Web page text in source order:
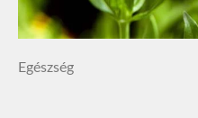
Egészség